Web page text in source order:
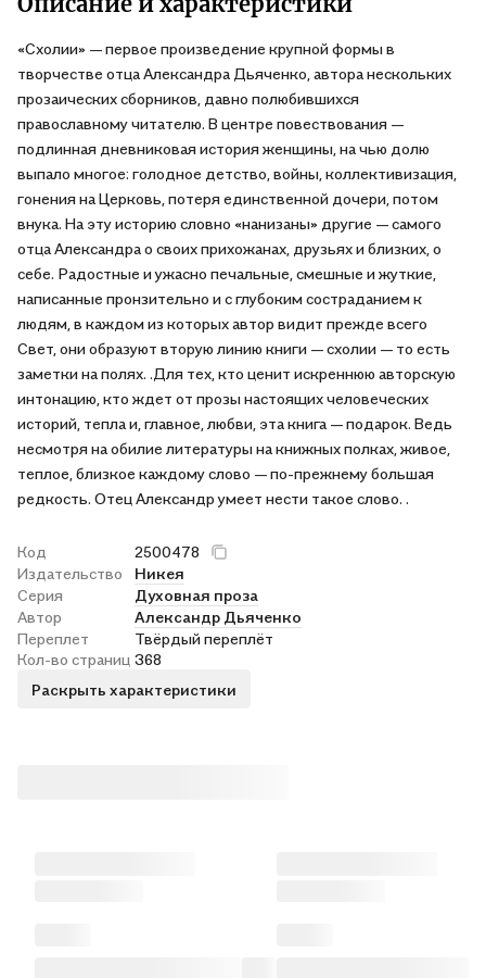
«Схолии» — первое произведение крупной формы в
творчестве отца Александра Дьяченко, автора нескольких
прозаических сборников, давно полюбившихся
православному читателю. В центре повествования —
подлинная дневниковая история женщины, на чью долю
выпало многое: голодное детство, войны, коллективизация,
гонения на Церковь, потеря единственной дочери, потом
внука. На эту историю словно «нанизаны» другие — самого
отца Александра о своих прихожанах, друзьях и близких, о
себе. Радостные и ужасно печальные, смешные и жуткие,
написанные пронзительно и с глубоким состраданием к
людям, в каждом из которых автор видит прежде всего
Свет, они образуют вторую линию книги — схолии — то есть
заметки на полях. .Для тех, кто ценит искреннюю авторскую
интонацию, кто ждет от прозы настоящих человеческих
историй, тепла и, главное, любви, эта книга — подарок. Ведь
несмотря на обилие литературы на книжных полках, живое,
теплое, близкое каждому слово — по-прежнему большая
редкость. Отец Александр умеет нести такое слово. .
Код
2500478
Издательство
Никея
Серия
Духовная проза
Автор
Александр Дьяченко
Переплет
Твёрдый переплёт
Кол-во страниц 368
Раскрыть характеристики